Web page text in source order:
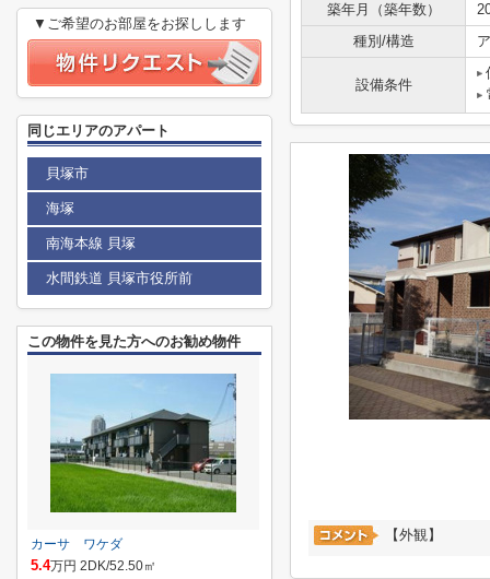
築年月（築年数）
種別/構造
設備条件
【外観】
▼ご希望のお部屋をお探しします
同じエリアのアパート
貝塚市
海塚
南海本線 貝塚
水間鉄道 貝塚市役所前
この物件を見た方へのお勧め物件
カーサ ワケダ
5.4万円 2DK/52.50㎡